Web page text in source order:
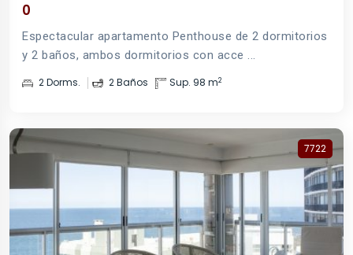
0
Espectacular apartamento Penthouse de 2 dormitorios
y 2 baños, ambos dormitorios con acce ...
2 Dorms. 2 Baños Sup. 98 m2
7722